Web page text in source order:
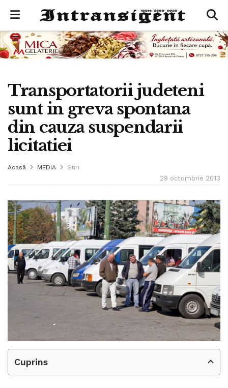
Transportatorii judeteni
sunt in greva spontana
din cauza suspendarii
licitatiei
Acasă MEDIA Stiri
29 octombrie 2013
Cuprins